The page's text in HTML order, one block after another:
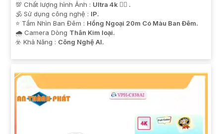
💯 Chất lượng hình Ảnh : Ultra 4k 👍🏾 .
🕉️ Sử dụng công nghệ : IP.
⭐ Tầm Nhìn Ban Đêm : Hồng Ngoại 20m Có Màu Ban Ðêm.
🌧️ Camera Dòng Thân Kim loại.
️☣️ Khả Năng : Công Nghệ AI.